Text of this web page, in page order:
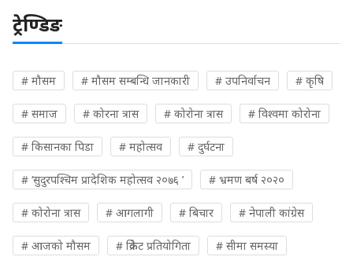
ट्रेण्डिङ
# मौसम # मौसम सम्बन्धि जानकारी # उपनिर्वाचन # कृषि
# समाज # कोरना त्रास # कोरोना त्रास # विश्वमा कोरोना
# किसानका पिडा # महोत्सव # दुर्घटना
# ‘सुदुरपश्चिम प्रादेशिक महोत्सव २०७६ ’ # भ्रमण बर्ष २०२०
# कोरोना त्रास # आगलागी # बिचार # नेपाली कांग्रेस
# आजको मौसम # क्रिकेट प्रतियोगिता # सीमा समस्या